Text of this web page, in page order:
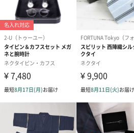
コットン巾着 【誕生
日】（グレー）M（550
円）
コットン巾
日】（スモ
ク）M（550